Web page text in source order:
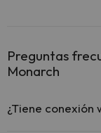
Preguntas
Monarch
¿Tiene conexión